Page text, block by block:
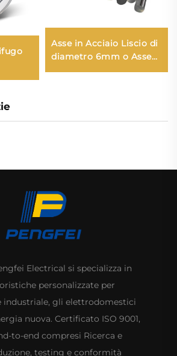
Asse in Acciaio Liscio di
diametro 6mm o Asse
in Acciaio Motorizzato
Electrical si specializza in
personalizzate per
industriale, gli elettrodomestici
nuova. Certificato ISO 9001,
to-end compresi Ricerca e
testing e conformità